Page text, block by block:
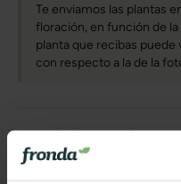
Te enviamos las plantas
floración, en función de
planta que recibas puede
con respecto a la de la
Más información